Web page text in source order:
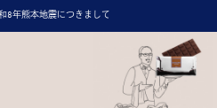
8年熊本地震につきまして